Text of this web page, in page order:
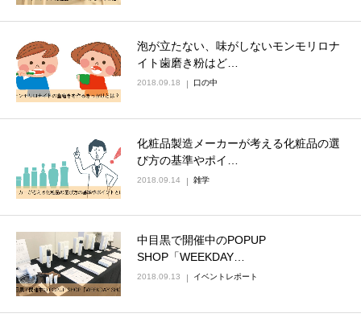
泡が立たない、味がしないモンモリロナ
イト歯磨き粉はど…
2018.09.18 口の中
化粧品製造メーカーが考える化粧品の選
び方の基準やポイ…
2018.09.14 雑学
中目黒で開催中のPOPUP
SHOP「WEEKDAY…
2018.09.13 イベントレポート